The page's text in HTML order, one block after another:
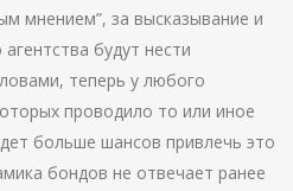
мнением”, за высказывание и
будут нести
теперь у любого
проводило то или иное
больше шансов привлечь это
бондов не отвечает ранее